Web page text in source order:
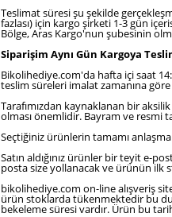
Teslimat süresi şu şekilde
fazlası) için kargo şirketi 1-3 gün
Bölge, Aras Kargo'nun şubesinin
Siparişim Aynı Gün Kargoya
Bikolihediye.com'da hafta içi saat
teslim süreleri imalat zamanına
Tarafımızdan kaynaklanan bir
olması önemlidir. Bayram ve resmi
Seçtiğiniz ürünlerin tamamı
Satın aldığınız ürünler bir teyit e-
posta size yollanacak ve ürünün ilk
bikolihediye.com on-line alışveriş
ürün stoklarda tükenmektedir bu
bekeleme süresi vardır. Ürün bu